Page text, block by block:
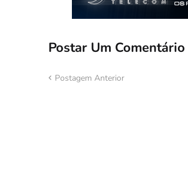
Postar Um Comentário
Postagem Anterior